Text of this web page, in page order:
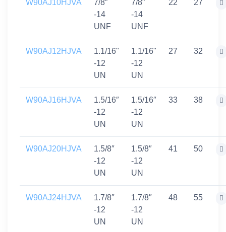
W90AJ10HJVA
7/8″
-14
UNF
7/8″
-14
UNF
22 27
W90AJ12HJVA
1.1/16"
-12
UN
1.1/16"
-12
UN
27 32
W90AJ16HJVA
1.5/16″
-12
UN
1.5/16″
-12
UN
33 38
W90AJ20HJVA
1.5/8″
-12
UN
1.5/8″
-12
UN
41 50
W90AJ24HJVA
1.7/8″
-12
UN
1.7/8″
-12
UN
48 55